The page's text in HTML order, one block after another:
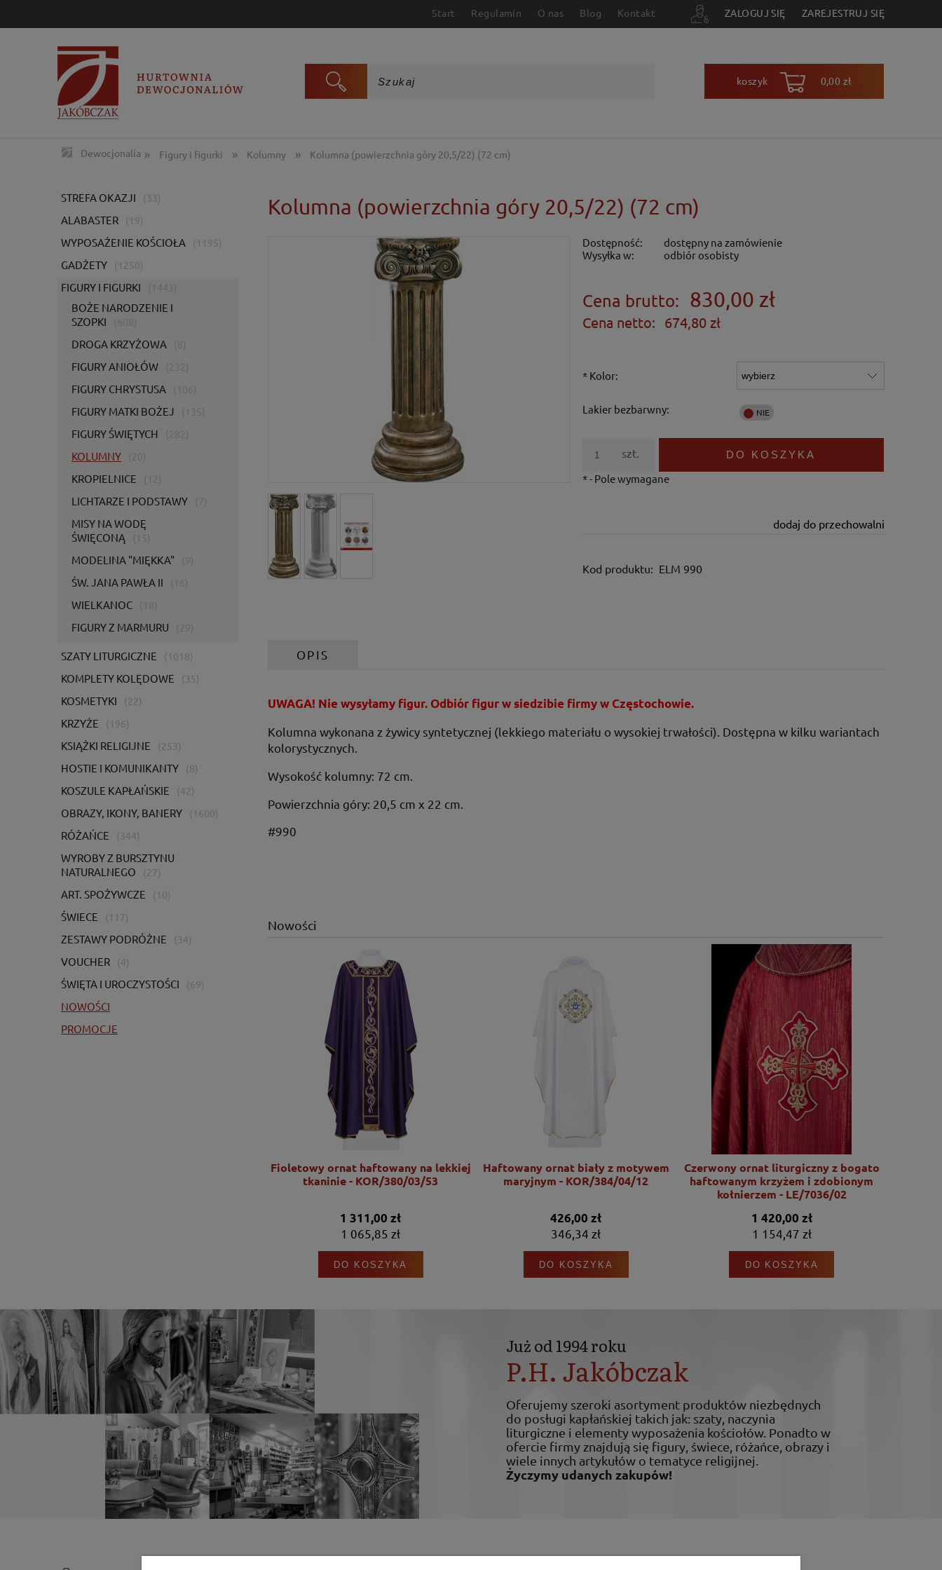
Start Regulamin O nas Blog Kontakt ZALOGUJ SIĘ ZAREJESTRUJ SIĘ
koszyk 0,00 zł
Dewocjonalia » Figury i figurki » Kolumny » Kolumna (powierzchnia góry 20,5/22) (72 cm)
STREFA OKAZJI (33)
ALABASTER (19)
WYPOSAŻENIE KOŚCIOŁA (1195)
GADŻETY (1250)
FIGURY I FIGURKI
BOŻE NARODZENIE I
SZOPKI
DROGA KRZYŻOWA
FIGURY ANIOŁÓW
FIGURY CHRYSTUSA
FIGURY MATKI BOŻEJ
FIGURY ŚWIĘTYCH
KOLUMNY
KROPIELNICE
LICHTARZE I PODSTAWY
MISY NA WODĘ
ŚWIĘCONĄ
MODELINA "MIĘKKA"
ŚW. JANA PAWŁA II
WIELKANOC
FIGURY Z MARMURU
SZATY LITURGICZNE (1018)
KOMPLETY KOLĘDOWE (35)
KOSMETYKI (22)
KRZYŻE (196)
KSIĄŻKI RELIGIJNE (253)
HOSTIE I KOMUNIKANTY (8)
KOSZULE KAPŁAŃSKIE (42)
OBRAZY, IKONY, BANERY (1600)
RÓŻAŃCE (344)
WYROBY Z BURSZTYNU
NATURALNEGO
(27)
ART. SPOŻYWCZE (10)
ŚWIECE (117)
ZESTAWY PODRÓŻNE (34)
VOUCHER (4)
ŚWIĘTA I UROCZYSTOŚCI (69)
NOWOŚCI
PROMOCJE
Kolumna (powierzchnia góry 20,5/22) (72 cm)
Dostępność:
dostępny na zamówienie
Wysyłka w:
odbiór osobisty
Cena brutto: 830,00 zł
Cena netto: 674,80 zł
* Kolor:
Lakier bezbarwny:
szt. DO KOSZYKA
dodaj do przechowalni
*- Pole wymagane
Kod produktu: ELM 990
OPIS
UWAGA! Nie wysyłamy figur. Odbiór figur w siedzibie firmy w Częstochowie.
Kolumna wykonana z żywicy syntetycznej (lekkiego materiału o wysokiej trwałości). Dostępna w kilku wariantach
kolorystycznych.
Wysokość kolumny: 72 cm.
Powierzchnia góry: 20,5 cm x 22 cm.
#990
Nowości
Fioletowy ornat haftowany na lekkiej
tkaninie - KOR/380/03/53
1 311,00 zł
1 065,85 zł
DO KOSZYKA
Haftowany ornat biały z motywem
maryjnym - KOR/384/04/12
426,00 zł
346,34 zł
DO KOSZYKA
Czerwony ornat liturgiczny z bogato
haftowanym krzyżem i zdobionym
kołnierzem - LE/7036/02
1 420,00 zł
1 154,47 zł
DO KOSZYKA
Już od 1994 roku
P.H. Jakóbczak
Oferujemy szeroki asortyment produktów niezbędnych
do posługi kapłańskiej takich jak: szaty, naczynia
liturgiczne i elementy wyposażenia kościołów. Ponadto w
ofercie firmy znajdują się figury, świece, różańce, obrazy i
wiele innych artykułów o tematyce religijnej.
Życzymy udanych zakupów!